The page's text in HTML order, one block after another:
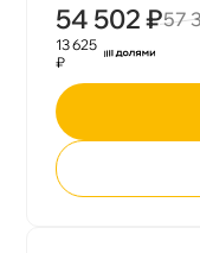
54 502 ₽57
13 625
₽